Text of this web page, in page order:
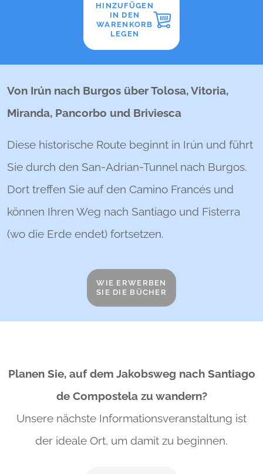
HINZUFÜGEN
IN DEN
WARENKORB
LEGEN
Von Irún nach Burgos über Tolosa, Vitoria,
Miranda, Pancorbo und Briviesca
Diese historische Route beginnt in Irún und führt
Sie durch den San-Adrian-Tunnel nach Burgos.
Dort treffen Sie auf den Camino Francés und
können Ihren Weg nach Santiago und Fisterra
(wo die Erde endet) fortsetzen.
WIE ERWERBEN
SIE DIE BÜCHER
Planen Sie, auf dem Jakobsweg nach Santiago
de Compostela zu wandern?
Unsere nächste Informationsveranstaltung ist
der ideale Ort, um damit zu beginnen.